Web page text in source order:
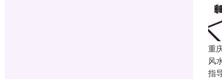
重
风
指